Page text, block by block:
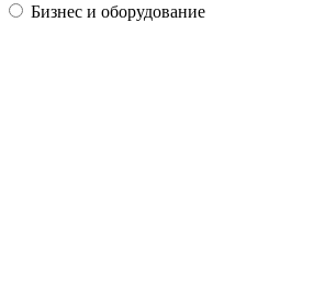
Бизнес и оборудование